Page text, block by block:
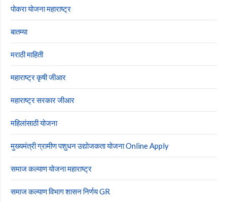
पोकरा योजना महाराष्ट्र
बातम्या
मराठी माहिती
महाराष्ट्र कृषी जीआर
महाराष्ट्र सरकार जीआर
महिलांसाठी योजना
मुख्यमंत्री ग्रामीण पशुधन उद्योजकता योजना Online Apply
समाज कल्याण योजना महाराष्ट्र
समाज कल्याण विभाग शासन निर्णय GR